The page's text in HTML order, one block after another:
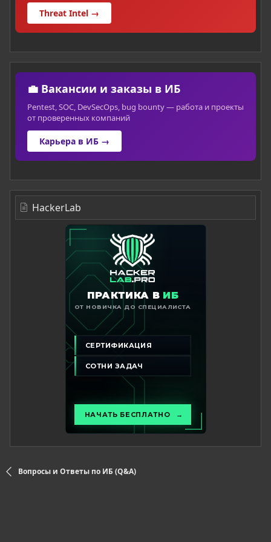
Threat Intel →
💼 Вакансии и заказы в ИБ
Pentest, SOC, DevSecOps, bug bounty — работа и проекты
от проверенных компаний
Карьера в ИБ →
HackerLab
Вопросы и Ответы по ИБ (Q&A)